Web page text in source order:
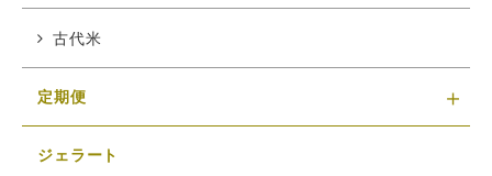
古代米
定期便
ジェラート